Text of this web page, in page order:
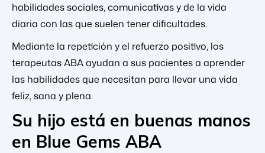
habilidades sociales, comunicativas y de la vida
diaria con las que suelen tener dificultades.
Mediante la repetición y el refuerzo positivo, los
terapeutas ABA ayudan a sus pacientes a aprender
las habilidades que necesitan para llevar una vida
feliz, sana y plena.
Su hijo está en buenas manos
en Blue Gems ABA